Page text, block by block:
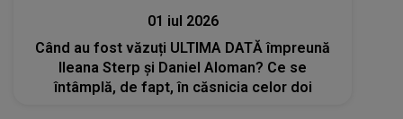
01 iul 2026
Când au fost văzuți ULTIMA DATĂ împreună
Ileana Sterp și Daniel Aloman? Ce se
întâmplă, de fapt, în căsnicia celor doi